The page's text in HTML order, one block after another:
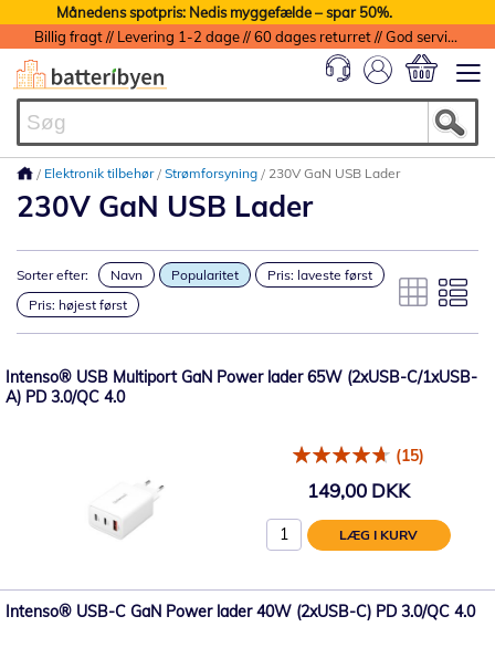
Månedens spotpris: Nedis myggefælde – spar 50%.
Billig fragt // Levering 1-2 dage // 60 dages returret // God service med garanti
Elektronik tilbehør Strømforsyning 230V GaN USB Lader
230V GaN USB Lader
Sorter efter: Navn Popularitet
Pris: laveste først
Pris: højest først
Intenso® USB Multiport GaN Power lader 65W (2xUSB-C/1xUSB-
A) PD 3.0/QC 4.0
(15)
149,00 DKK
LÆG I KURV
Intenso® USB-C GaN Power lader 40W (2xUSB-C) PD 3.0/QC 4.0